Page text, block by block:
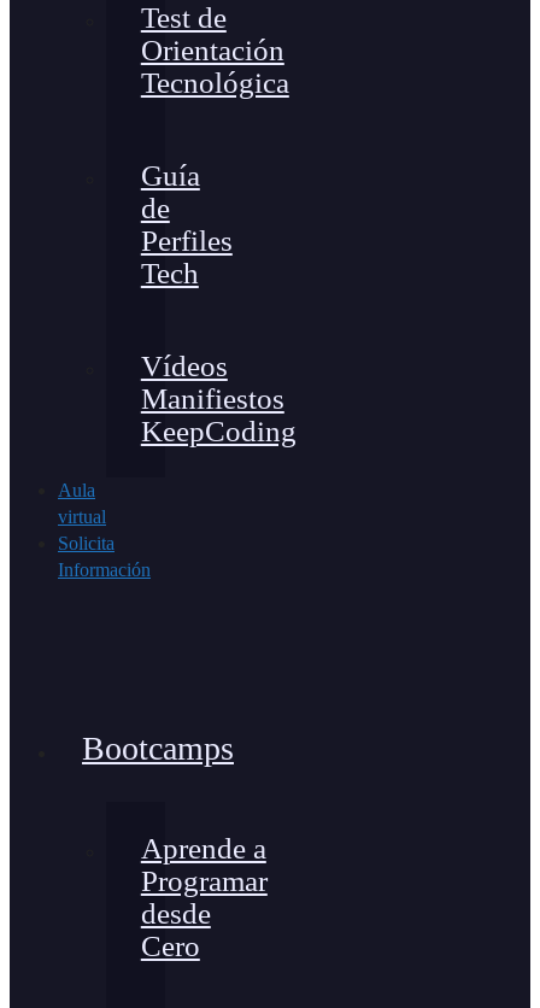
Test de
Orientación
Tecnológica
Guía
de
Perfiles
Tech
Vídeos
Manifiestos
KeepCoding
Aula
virtual
Solicita
Información
Bootcamps
Aprende a
Programar
desde
Cero